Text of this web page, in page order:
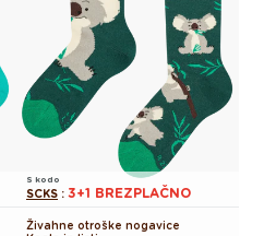
S kodo
SCKS : 3+1 BREZPLAČNO
Živahne otroške nogavice